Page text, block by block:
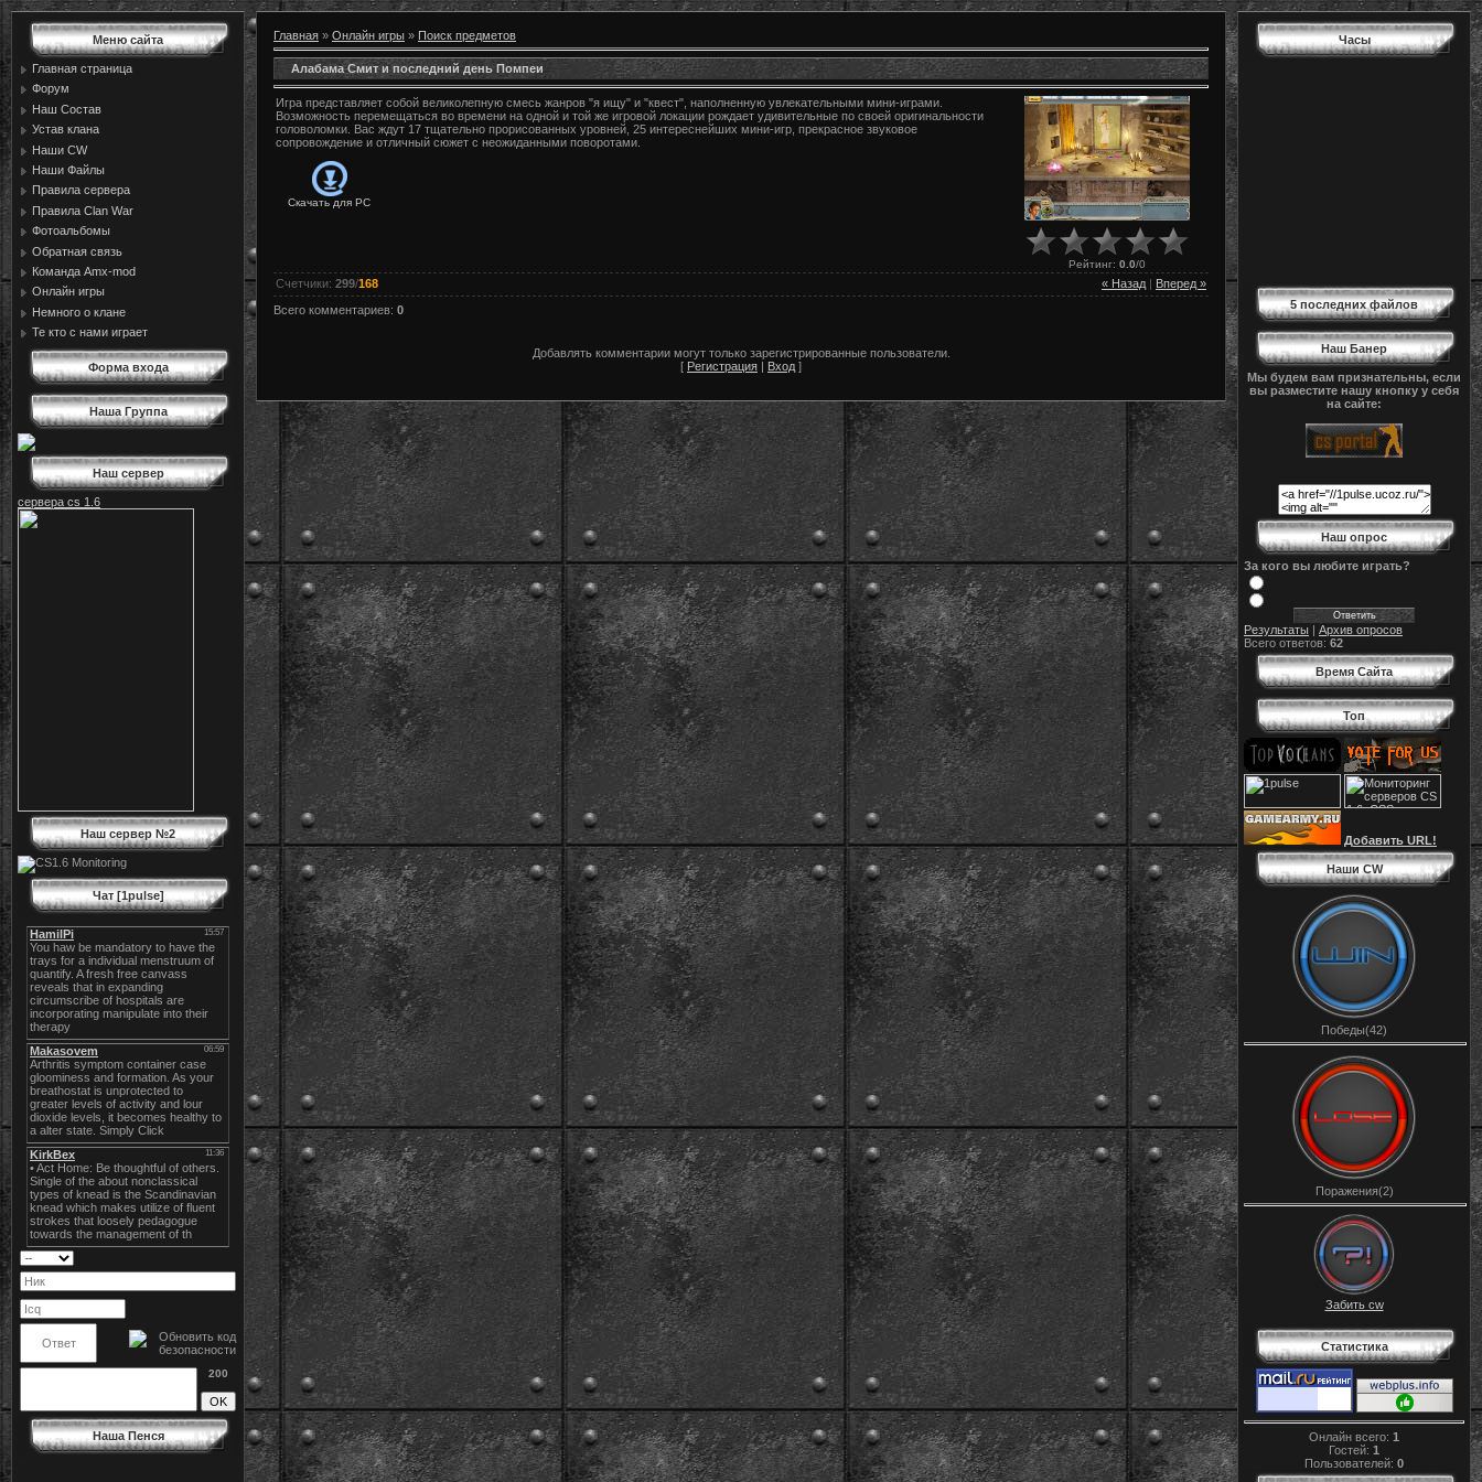
Меню сайта
Главная страница
Форум
Наш Состав
Устав клана
Наши CW
Наши Файлы
Правила сервера
Правила Сlan War
Фотоальбомы
Обратная связь
Команда Amx-mod
Онлайн игры
Немного о клане
Те кто с нами играет
Форма входа
Наша Группа
Наш сервер
сервера cs 1.6
Наш сервер №2
Чат [1pulse]
200
Наша Пенся
Главная » Онлайн игры » Поиск предметов
Алабама Смит и последний день Помпеи
Игра представляет собой великолепную смесь жанров "я ищу" и "квест", наполненную увлекательными мини-играми.
Возможность перемещаться во времени на одной и той же игровой локации рождает удивительные по своей оригинальности
головоломки. Вас ждут 17 тщательно прорисованных уровней, 25 интереснейших мини-игр, прекрасное звуковое
сопровождение и отличный сюжет с неожиданными поворотами.
Скачать для PC
Рейтинг: 0.0/0
« Назад Вперед »
Счетчики: 299/168
Всего комментариев: 0
Добавлять комментарии могут только зарегистрированные пользователи.
[ Регистрация Вход ]
Часы
5 последних файлов
Наш Банер
Мы будем вам признательны, если
вы разместите нашу кнопку у себя
на сайте:
Наш опрос
За кого вы любите играть?
Результаты | Архив опросов
Всего ответов: 62
Время Сайта
Топ
Добавить URL!
Наши CW
Победы(42)
Поражения(2)
Забить cw
Статистика
Онлайн всего: 1
Гостей: 1
Пользователей: 0